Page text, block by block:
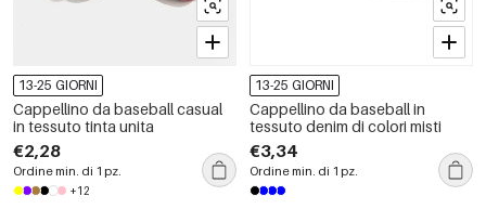
13-25 GIORNI
Cappellino da baseball casual
in tessuto tinta unita
€2,28
Ordine min. di 1 pz.
+12
13-25 GIORNI
Cappellino da baseball in
tessuto denim di colori misti
€3,34
Ordine min. di 1 pz.